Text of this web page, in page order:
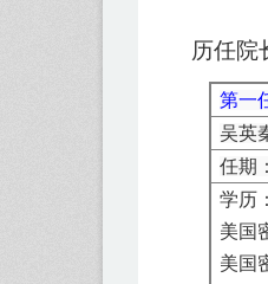
历任院
第一
吴英
任期：
学历：
美国
美国